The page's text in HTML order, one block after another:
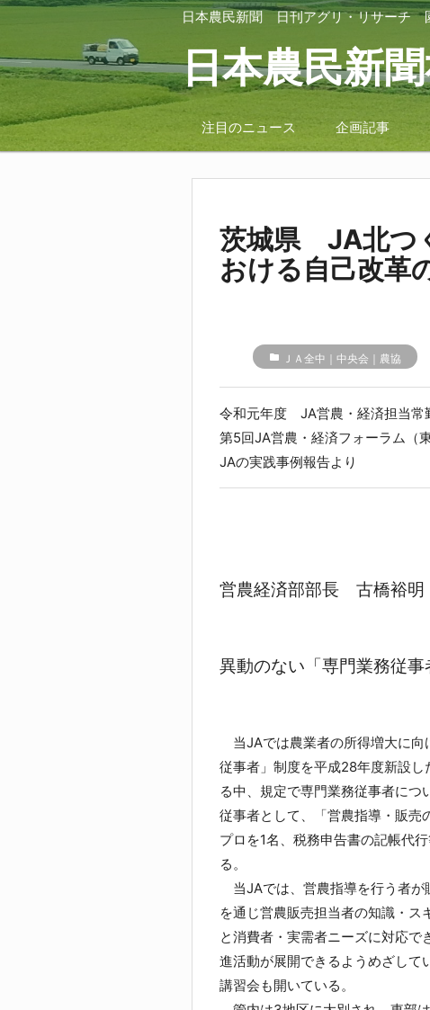
日本農民新聞 日刊アグリ・リサーチ
日本農民新
注目のニュース 企画記事
茨城県 JA北つ
おける自己改革
folder ＪＡ全中｜中央会｜農協
令和元年度 JA営農・経済担当常
第5回JA営農・経済フォーラム（
JAの実践事例報告より
営農経済部部長 古橋裕
異動のない「専門業務従事
当JAでは農業者の所得増大に向
従事者」制度を平成28年度新設
る中、規定で専門業務従事者に
従事者として、「営農指導・販売
プロを1名、税務申告書の記帳代
る。
当JAでは、営農指導を行う者が
を通じ営農販売担当者の知識・
と消費者・実需者ニーズに対応
進活動が展開できるようめざして
講習会も開いている。